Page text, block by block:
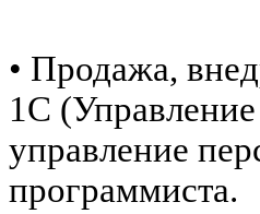
• Продажа,
1С
управление
программиста.